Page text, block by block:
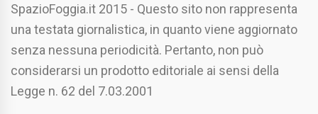
SpazioFoggia.it 2015 - Questo sito non rappresenta
una testata giornalistica, in quanto viene aggiornato
senza nessuna periodicità. Pertanto, non può
considerarsi un prodotto editoriale ai sensi della
Legge n. 62 del 7.03.2001